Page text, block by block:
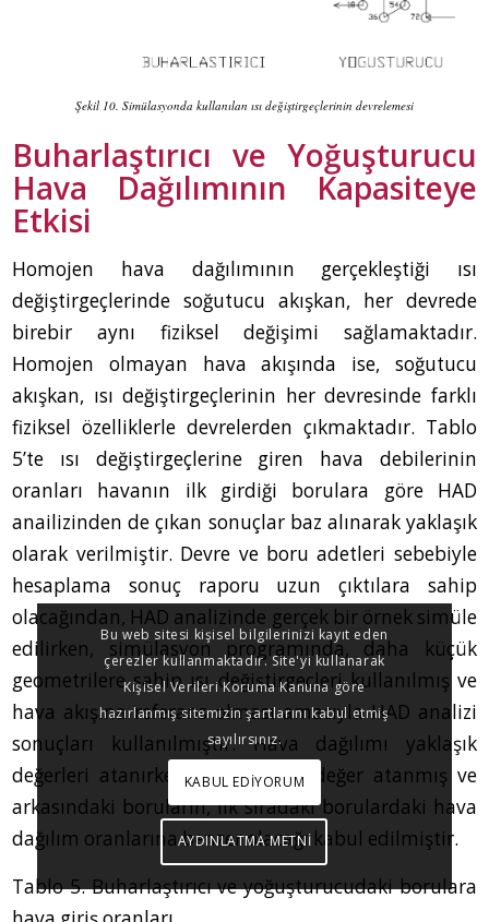
Şekil 10. Simülasyonda kullanılan ısı değiştirgeçlerinin devrelemesi
Buharlaştırıcı ve Yoğuşturucu
Hava Dağılımının Kapasiteye
Etkisi
Homojen hava dağılımının gerçekleştiği ısı
değiştirgeçlerinde soğutucu akışkan, her devrede
birebir aynı fiziksel değişimi sağlamaktadır.
Homojen olmayan hava akışında ise, soğutucu
akışkan, ısı değiştirgeçlerinin her devresinde farklı
fiziksel özelliklerle devrelerden çıkmaktadır. Tablo
5’te ısı değiştirgeçlerine giren hava debilerinin
oranları havanın ilk girdiği borulara göre HAD
anailizinden de çıkan sonuçlar baz alınarak yaklaşık
olarak verilmiştir. Devre ve boru adetleri sebebiyle
hesaplama sonuç raporu uzun çıktılara sahip
olacağından, HAD analizinde gerçek bir örnek simüle
edilirken, simülasyon programında, daha küçük
geometrilere sahip ısı değiştirgeçleri kullanılmış ve
hava akışına referans olması amacıyla HAD analizi
sonuçları kullanılmıştır. Hava dağılımı yaklaşık
değerleri atanırken ilk borulara değer atanmış ve
arkasındaki boruların, ilk sıradaki borulardaki hava
dağılım oranlarına benzer olacağı kabul edilmiştir.
Tablo 5. Buharlaştırıcı ve yoğuşturucudaki borulara
Bu web sitesi kişisel bilgilerinizi kayıt eden
çerezler kullanmaktadır. Site'yi kullanarak
Kişisel Verileri Koruma Kanuna göre
hazırlanmış sitemizin şartlarını kabul etmiş
sayılırsınız.
KABUL EDİYORUM
AYDINLATMA METNİ